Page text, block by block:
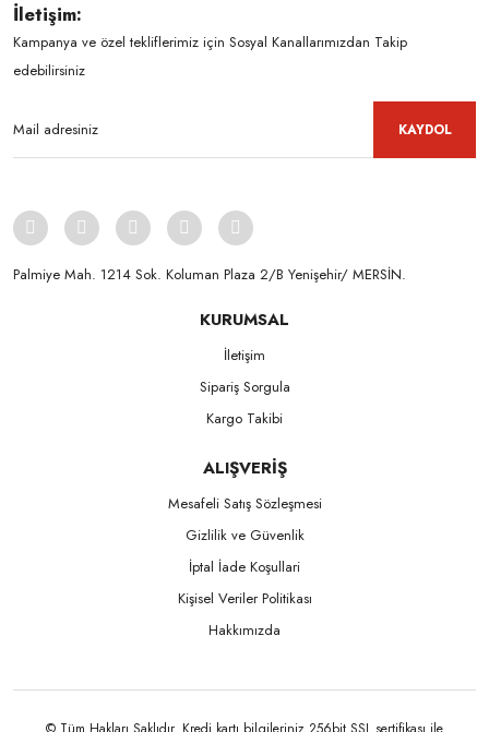
İletişim:
Kampanya ve özel tekliflerimiz için Sosyal Kanallarımızdan Takip
edebilirsiniz
KAYDOL
Palmiye Mah. 1214 Sok. Koluman Plaza 2/B Yenişehir/ MERSİN.ㅤㅤㅤㅤㅤㅤㅤㅤㅤㅤㅤㅤㅤㅤㅤㅤㅤㅤㅤㅤㅤㅤㅤㅤㅤㅤㅤㅤㅤㅤㅤㅤㅤㅤㅤ ㅤㅤㅤㅤㅤㅤㅤㅤㅤㅤ
KURUMSAL
İletişim
Sipariş Sorgula
Kargo Takibi
ALIŞVERİŞ
Mesafeli Satış Sözleşmesi
Gizlilik ve Güvenlik
İptal İade Koşullari
Kişisel Veriler Politikası
Hakkımızda